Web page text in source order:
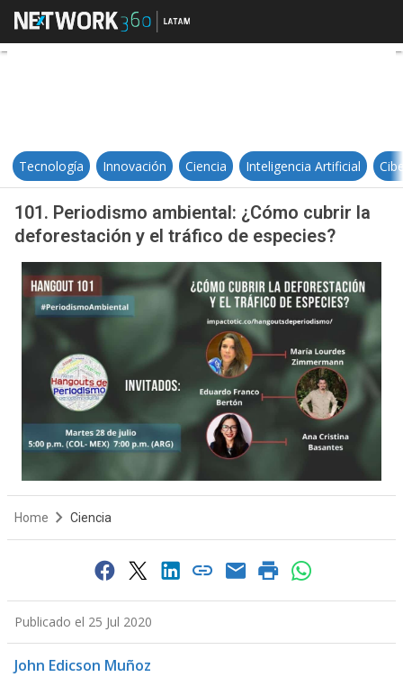
101. Periodismo ambiental:
Tecnología Innovación Ciencia Inteligencia Artificial
101. Periodismo ambiental: ¿Cómo cubrir la
deforestación y el tráfico de especies?
Home Ciencia
Publicado el 25 Jul 2020
John Edicson Muñoz